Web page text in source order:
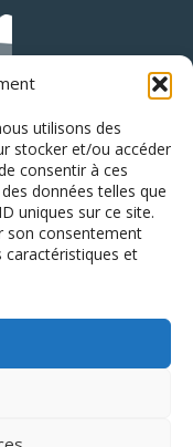
utilisons des
stocker et/ou accéder
consentir à ces
données telles que
uniques sur ce site.
son consentement
et